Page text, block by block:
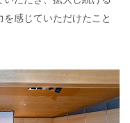
感じていただけたこと